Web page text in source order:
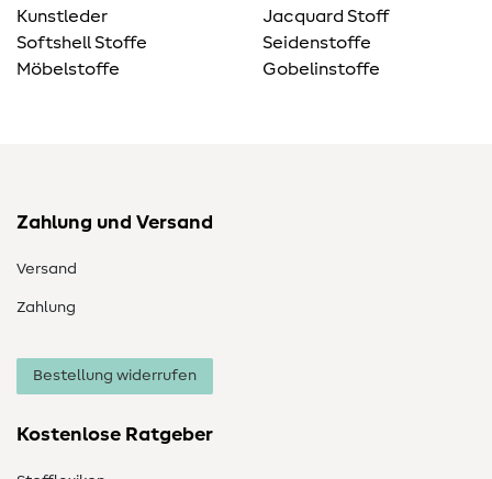
Kunstleder
Softshell Stoffe
Möbelstoffe
Jacquard Stoff
Seidenstoffe
Gobelinstoffe
Zahlung und Versand
Versand
Zahlung
Bestellung widerrufen
Kostenlose Ratgeber